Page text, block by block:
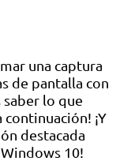
una captura
de pantalla con
saber lo que
¡Y
destacada
10!